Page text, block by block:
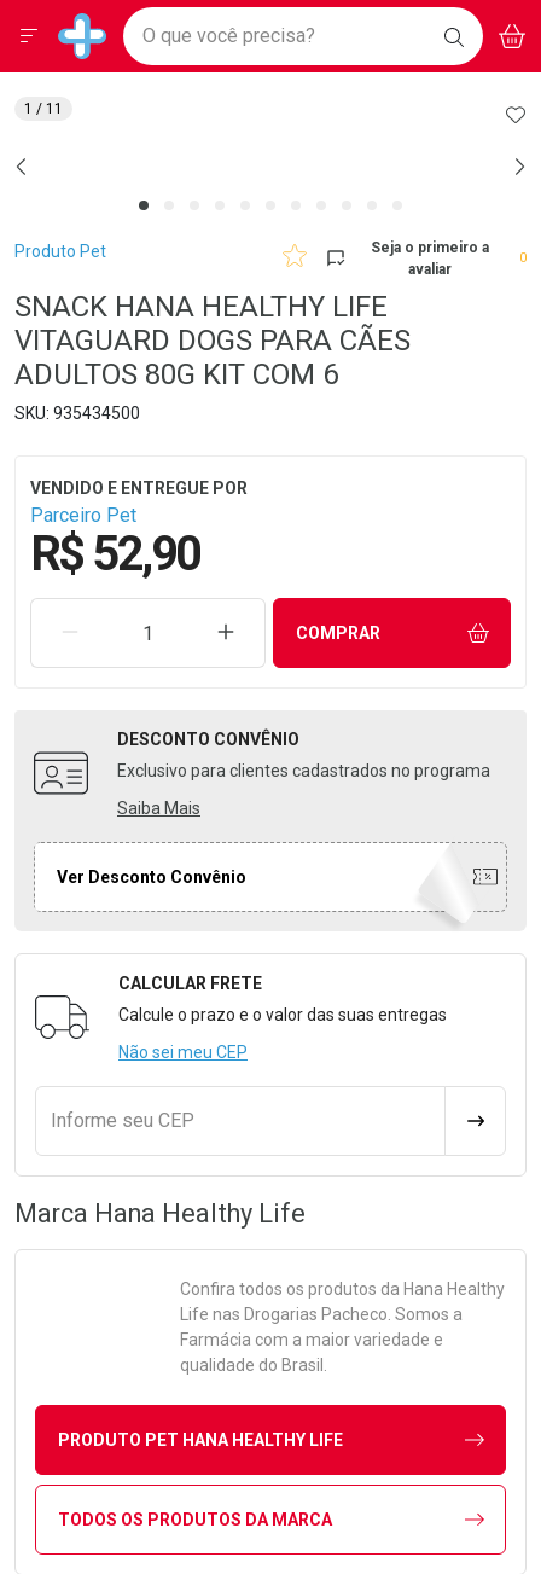
Drogarias Pacheco
Baixe nosso APP e aproveite Ofertas Exclusivas!
BAIXE
O APP
Ir direto para a home
pela página
Ir direto para o conteúdo
Ir direto para a busca
Ir direto para a conta
Faça a sua busca
O que você precisa? BUSCAR
Menu
Breadcrumb
Produto Pet
Seja o primeiro a
avaliar
0
SNACK HANA HEALTHY LIFE
VITAGUARD DOGS PARA CÃES
ADULTOS 80G KIT COM 6
935434500
Parceiro Pet
R$ 52,90
REMOVER UMA UNIDADEAUMENTAR UMA UNIDADE
COMPRAR
DESCONTO CONVÊNIO
Exclusivo para clientes cadastrados no programa
Saiba Mais
Ver Desconto Convênio
Formulário para Calcular o Frete
CALCULAR FRETE
Calcule o prazo e o valor das suas entregas
Não sei meu CEP
Informe seu CEP
1 / 11
Marca Hana Healthy Life
Confira todos os produtos da Hana Healthy
Life nas Drogarias Pacheco. Somos a
Farmácia com a maior variedade e
qualidade do Brasil.
PRODUTO PET HANA HEALTHY LIFE
TODOS OS PRODUTOS DA MARCA